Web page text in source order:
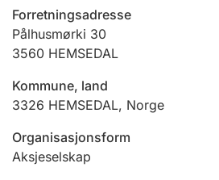
Jeger
Betaling og jegeravgiftskort
Ektepaktveileder
Offentlig sektor
Forretningsadresse
Pålhusmørki 30
3560 HEMSEDAL
Kommune, land
3326 HEMSEDAL, Norge
Organisasjonsform
Aksjeselskap